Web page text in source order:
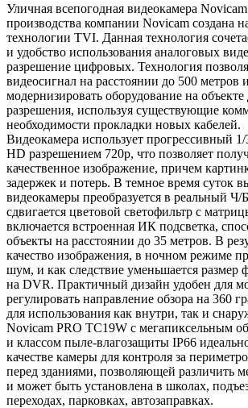
Уличная всепогодная видеокамера
производства компании Novicam создана
технологии TVI. Данная технология
и удобство использования аналоговых
разрешение цифровых. Технология
видеосигнал на расстоянии до 500 метров
модернизировать оборудование на
разрешения, используя существующие
необходимости прокладки новых кабелей.
Видеокамера использует прогрессивный
HD разрешением 720p, что позволяет
качественное изображение, причем
задержек и потерь. В темное время суток
видеокамеры преобразуется в реальный Ч/
сдвигается цветовой светофильтр с
включается встроенная ИК подсветка,
объекты на расстоянии до 35 метров. В
качество изображения, в ночном режиме
шум, и как следствие уменьшается размер
на DVR. Практичный дизайн удобен для
регулировать направление обзора на 360
для использования как внутри, так и
Novicam PRO TC19W с мегапиксельным
и классом пыле-влагозащиты IP66
качестве камеры для контроля за
перед зданиями, позволяющей различить
и может быть установлена в школах,
переходах, парковках, автозаправках.